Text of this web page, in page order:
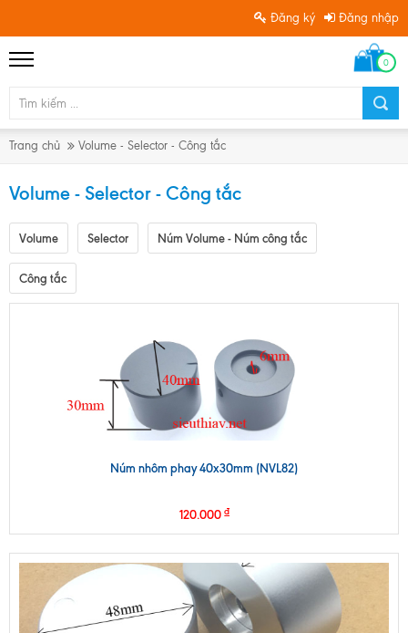
Đăng ký Đăng nhập
0
Trang chủ Volume - Selector - Công tắc
Volume - Selector - Công tắc
Volume Selector Núm Volume - Núm công tắc
Công tắc
Núm nhôm phay 40x30mm (NVL82)
120.000 ₫